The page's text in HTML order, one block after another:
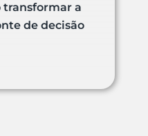
a
de decisão